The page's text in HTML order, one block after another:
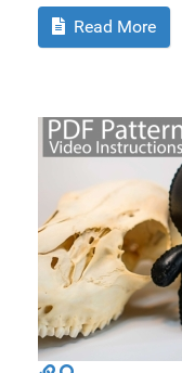
Read More